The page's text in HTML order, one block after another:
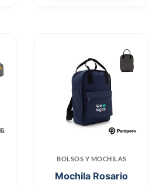
BOLSOS Y MOCHILAS
Mochila Rosario